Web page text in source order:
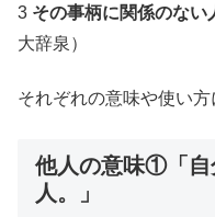
3 その事柄に関係のない
大辞泉）
それぞれの意味や使い方
他人の意味①「自
人。」